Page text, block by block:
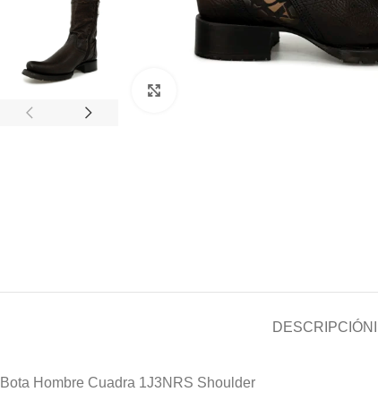
DESCRIPCIÓN
Bota Hombre Cuadra 1J3NRS Shoulder